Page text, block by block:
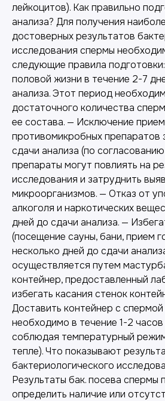
лейкоцитов). Как правильно
анализа? Для получения
достоверных результатов
исследования спермы
следующие правила
половой жизни в течение 2-7
анализа. Этот период
достаточного количества
ее состава. — Исключение
противомикробных препаратов
сдачи анализа (по
препараты могут повлиять на
исследования и затруднить
микроорганизмов. — Отказ от
алкоголя и наркотических
дней до сдачи анализа. —
(посещение сауны, бани, прием
несколько дней до сдачи
осуществляется путем
контейнер, предоставленный
избегать касания стенок
Доставить контейнер с
необходимо в течение 1-2
соблюдая температурный
тепле). Что показывают
бактериологического
Результаты бак. посева спермы
определить наличие или